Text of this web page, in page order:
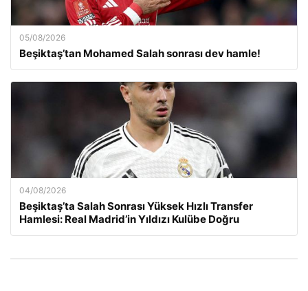
05/08/2026
Beşiktaş’tan Mohamed Salah sonrası dev hamle!
04/08/2026
Beşiktaş’ta Salah Sonrası Yüksek Hızlı Transfer
Hamlesi: Real Madrid’in Yıldızı Kulübe Doğru